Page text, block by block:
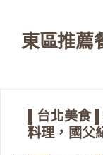
東區推薦
▌台北美食
料理，國父